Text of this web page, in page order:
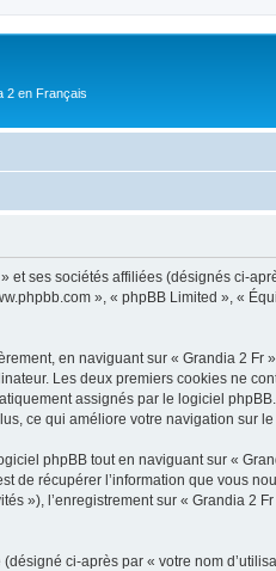
2 en Français
ses sociétés affiliées (désignés ci-
», « phpBB Limited », «
en naviguant sur « Grandia 2
Les deux premiers cookies ne
assignés par le logiciel
ce qui améliore votre navigation sur le
phpBB tout en naviguant sur «
de récupérer l’information que vous
»), l’enregistrement sur « Grandia 2
ci-après par « votre nom